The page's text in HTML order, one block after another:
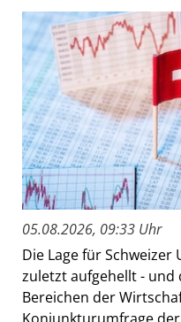
05.08.2026, 09:33 Uhr
Die Lage für
zuletzt aufgehellt - und
Bereichen der